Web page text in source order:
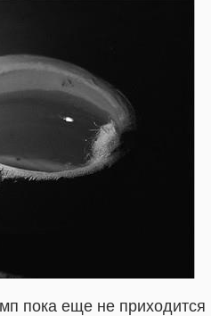
пока еще не приходится